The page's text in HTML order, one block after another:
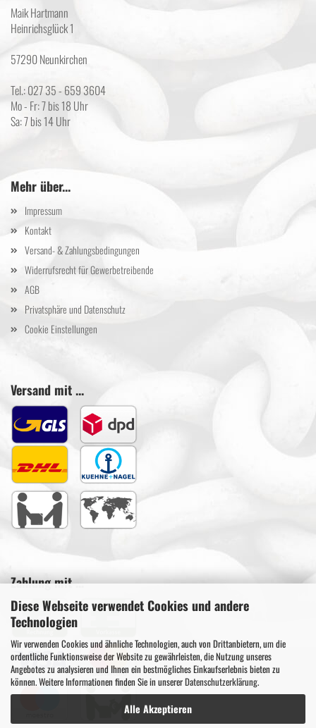
Diese Webseite verwendet Cookies und andere
Technologien
Wir verwenden Cookies und ähnliche Technologien, auch von Drittanbietern, um die
ordentliche Funktionsweise der Website zu gewährleisten, die Nutzung unseres
Angebotes zu analysieren und Ihnen ein bestmögliches Einkaufserlebnis bieten zu
können. Weitere Informationen finden Sie in unsererDatenschutzerklärung.
Alle Akzeptieren
Maik Hartmann
Heinrichsglück 1
57290 Neunkirchen
Tel.: 027 35 - 659 3604
Mo - Fr: 7 bis 18 Uhr
Sa: 7 bis 14 Uhr
Mehr über...
Impressum
Kontakt
Versand- & Zahlungsbedingungen
Widerrufsrecht für Gewerbetreibende
AGB
Privatsphäre und Datenschutz
Cookie Einstellungen
Versand mit ...
Zahlung mit ...